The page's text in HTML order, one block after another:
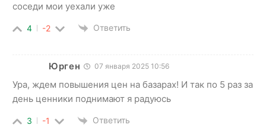
соседи мои уехали уже
4 -2 Ответить
Юрген 07 января 2025 10:56
Ура, ждем повышения цен на базарах! И так по 5 раз за
день ценники поднимают я радуюсь
3 -1 Ответить